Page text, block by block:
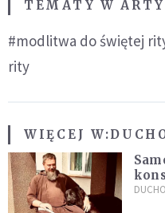
TEMATY W
#modlitwa do świętej
rity
WIĘCEJ W: